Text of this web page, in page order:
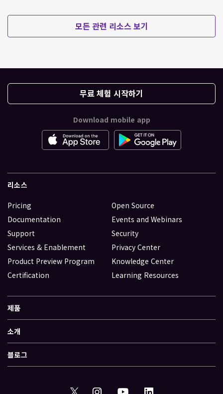
모든 관련 리소스 보기
무료 체험 시작하기
Download mobile app
제품
리소스
Pricing
Documentation
Support
Services & Enablement
Product Preview Program
Certification
Open Source
Events and Webinars
Security
Privacy Center
Knowledge Center
Learning Resources
소개
블로그